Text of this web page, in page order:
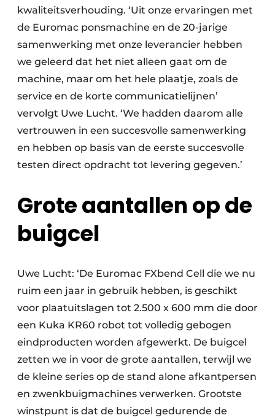
kwaliteitsverhouding. ‘Uit onze ervaringen met
de Euromac ponsmachine en de 20-jarige
samenwerking met onze leverancier hebben
we geleerd dat het niet alleen gaat om de
machine, maar om het hele plaatje, zoals de
service en de korte communicatielijnen’
vervolgt Uwe Lucht. ‘We hadden daarom alle
vertrouwen in een succesvolle samenwerking
en hebben op basis van de eerste succesvolle
testen direct opdracht tot levering gegeven.’
Grote aantallen op de
buigcel
Uwe Lucht: ‘De Euromac FXbend Cell die we nu
ruim een jaar in gebruik hebben, is geschikt
voor plaatuitslagen tot 2.500 x 600 mm die door
een Kuka KR60 robot tot volledig gebogen
eindproducten worden afgewerkt. De buigcel
zetten we in voor de grote aantallen, terwijl we
de kleine series op de stand alone afkantpersen
en zwenkbuigmachines verwerken. Grootste
winstpunt is dat de buigcel gedurende de